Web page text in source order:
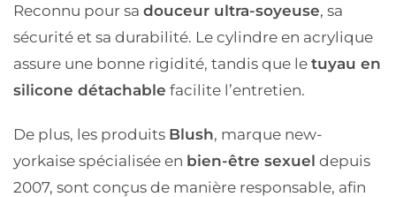
Reconnu pour sa douceur ultra-soyeuse, sa
sécurité et sa durabilité. Le cylindre en acrylique
assure une bonne rigidité, tandis que le tuyau en
silicone détachable facilite l’entretien.
De plus, les produits Blush, marque new-
yorkaise spécialisée en bien-être sexuel depuis
2007, sont conçus de manière responsable, afin